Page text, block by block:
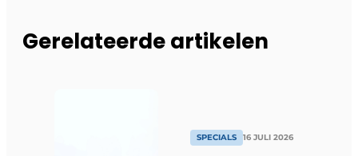
Gerelateerde artikelen
SPECIALS 16 JULI 2026